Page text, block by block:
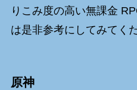
りこみ度の高い無課金
は是非参考にしてみてく
原神